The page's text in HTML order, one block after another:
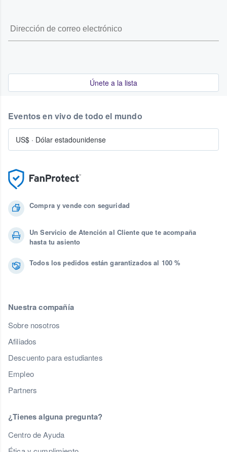
Únete a la lista
Compra y vende con seguridad
Un Servicio de Atención al Cliente que te acompaña
hasta tu asiento
Todos los pedidos están garantizados al 100 %
Nuestra compañía
Sobre nosotros
Afiliados
Descuento para estudiantes
Empleo
Partners
¿Tienes alguna pregunta?
Centro de Ayuda
Eventos en vivo de todo el mundo
US$ · Dólar estadounidense